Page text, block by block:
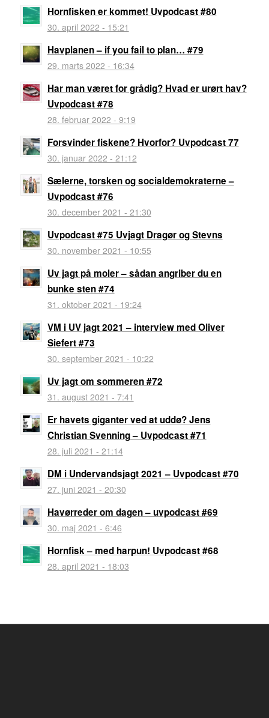
Hornfisken er kommet! Uvpodcast #80
30. april 2022 - 15:21
Havplanen – if you fail to plan… #79
29. marts 2022 - 16:34
Har man været for grådig? Hvad er urørt hav?
Uvpodcast #78
28. februar 2022 - 9:19
Forsvinder fiskene? Hvorfor? Uvpodcast 77
30. januar 2022 - 21:12
Sælerne, torsken og socialdemokraterne –
Uvpodcast #76
30. december 2021 - 21:30
Uvpodcast #75 Uvjagt Dragør og Stevns
30. november 2021 - 10:55
Uv jagt på moler – sådan angriber du en
bunke sten #74
31. oktober 2021 - 19:24
VM i UV jagt 2021 – interview med Oliver
Siefert #73
30. september 2021 - 10:22
Uv jagt om sommeren #72
31. august 2021 - 7:41
Er havets giganter ved at uddø? Jens
Christian Svenning – Uvpodcast #71
28. juli 2021 - 21:14
DM i Undervandsjagt 2021 – Uvpodcast #70
27. juni 2021 - 20:30
Havørreder om dagen – uvpodcast #69
30. maj 2021 - 6:46
Hornfisk – med harpun! Uvpodcast #68
28. april 2021 - 18:03